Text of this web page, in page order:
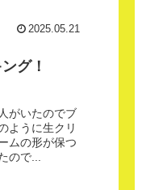
2025.05.21
グ！
がいたのでブ
ように生クリ
ムの形が保つ
ので...